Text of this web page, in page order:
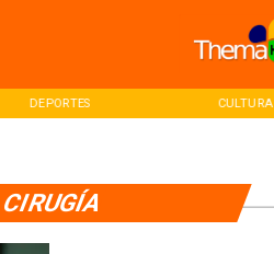
DEPORTES CULTURA
CIRUGÍA